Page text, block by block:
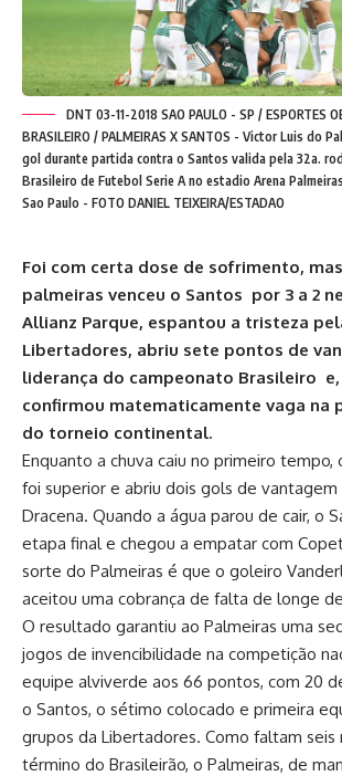
DNT 03-11-2018 SAO PAULO - SP / ESPORTES
BRASILEIRO / PALMEIRAS X SANTOS - Victor Luis do
gol durante partida contra o Santos valida pela 32a.
Brasileiro de Futebol Serie A no estadio Arena
Sao Paulo - FOTO DANIEL TEIXEIRA/ESTADAO
Foi com certa dose de sofrimento,
palmeiras venceu o Santos por 3 a 2
Allianz Parque, espantou a tristeza
Libertadores, abriu sete pontos de
liderança do campeonato Brasileiro
confirmou matematicamente vaga na
do torneio continental.
Enquanto a chuva caiu no primeiro
foi superior e abriu dois gols de vantagem
Dracena. Quando a água parou de cair, o
etapa final e chegou a empatar com
sorte do Palmeiras é que o goleiro
aceitou uma cobrança de falta de longe
O resultado garantiu ao Palmeiras uma
jogos de invencibilidade na competição
equipe alviverde aos 66 pontos, com 20
o Santos, o sétimo colocado e primeira
grupos da Libertadores. Como faltam seis
término do Brasileirão, o Palmeiras, de